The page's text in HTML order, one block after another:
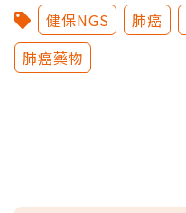
健保NGS 肺癌
肺癌藥物